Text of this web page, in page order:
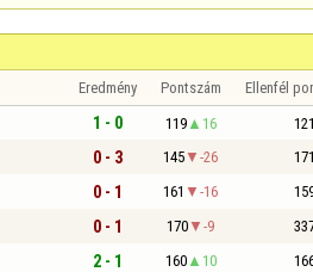
Eredmény Pontszám Ellenfél
1 - 0 119 16 121
0 - 3 145 -26 171
0 - 1 161 -16
0 - 1 170 -9
2 - 1 160 10